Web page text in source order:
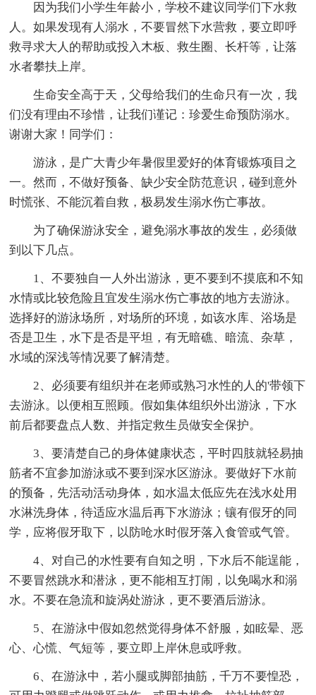
因为我们小学生年龄小，学校不建议同学们下水救
人。如果发现有人溺水，不要冒然下水营救，要立即呼
救寻求大人的帮助或投入木板、救生圈、长杆等，让落
水者攀扶上岸。
生命安全高于天，父母给我们的生命只有一次，我
们没有理由不珍惜，让我们谨记：珍爱生命预防溺水。
谢谢大家！同学们：
游泳，是广大青少年暑假里爱好的体育锻炼项目之
一。然而，不做好预备、缺少安全防范意识，碰到意外
时慌张、不能沉着自救，极易发生溺水伤亡事故。
为了确保游泳安全，避免溺水事故的发生，必须做
到以下几点。
1、不要独自一人外出游泳，更不要到不摸底和不知
水情或比较危险且宜发生溺水伤亡事故的地方去游泳。
选择好的游泳场所，对场所的环境，如该水库、浴场是
否是卫生，水下是否是平坦，有无暗礁、暗流、杂草，
水域的深浅等情况要了解清楚。
2、必须要有组织并在老师或熟习水性的人的'带领下
去游泳。以便相互照顾。假如集体组织外出游泳，下水
前后都要盘点人数、并指定救生员做安全保护。
3、要清楚自己的身体健康状态，平时四肢就轻易抽
筋者不宜参加游泳或不要到深水区游泳。要做好下水前
的预备，先活动活动身体，如水温太低应先在浅水处用
水淋洗身体，待适应水温后再下水游泳；镶有假牙的同
学，应将假牙取下，以防呛水时假牙落入食管或气管。
4、对自己的水性要有自知之明，下水后不能逞能，
不要冒然跳水和潜泳，更不能相互打闹，以免喝水和溺
水。不要在急流和旋涡处游泳，更不要酒后游泳。
5、在游泳中假如忽然觉得身体不舒服，如眩晕、恶
心、心慌、气短等，要立即上岸休息或呼救。
6、在游泳中，若小腿或脚部抽筋，千万不要惶恐，